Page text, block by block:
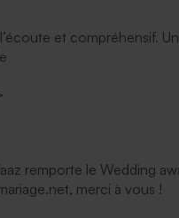
et compréhensif.
remporte le Wedding
merci à vous !